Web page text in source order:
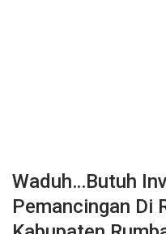
Waduh…Butuh
Pemancingan Di